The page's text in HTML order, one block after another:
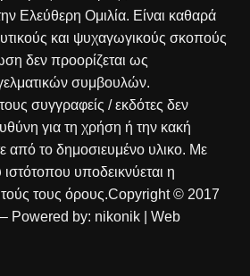
Ελεύθερη Ομιλία. Είναι καθαρά
και ψυχαγωγικούς σκοπούς
δεν προορίζεται ως
συμβουλών.
συγγραφείς / εκδότες δεν
για τη χρήση ή την κακή
από το δημοσιευμένο υλικο. Με
υποδεικνύεται η
τους όρους.Copyright © 2017
Powered by: nikonik
| Web